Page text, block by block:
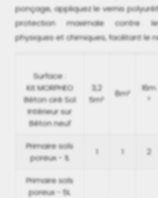
ponçage, appliquez le vernis
protection maximale contre
physiques et chimiques, facilitant le
Surface :
Kit MORPHEO
Béton ciré Sol
Intérieur sur
Béton neuf
3,2
5m²
8m²
16m
²
Primaire sols
poreux - 1L
1 1 2
Primaire sols
poreux - 5L